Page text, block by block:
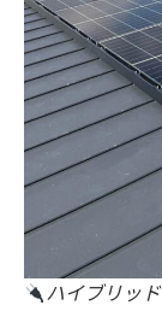
ハイブリッ